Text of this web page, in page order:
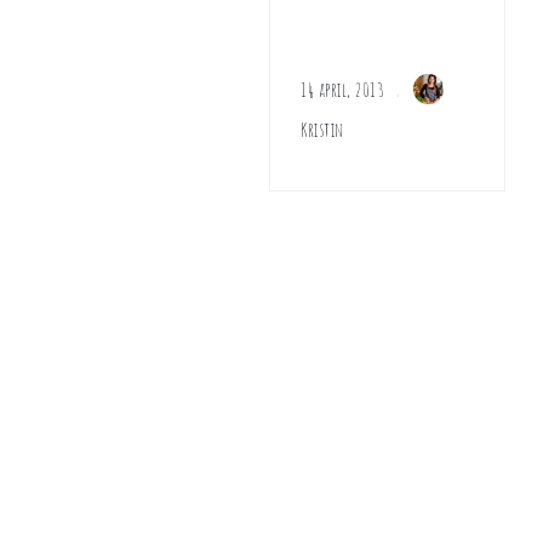
14 april, 2013
Kristin